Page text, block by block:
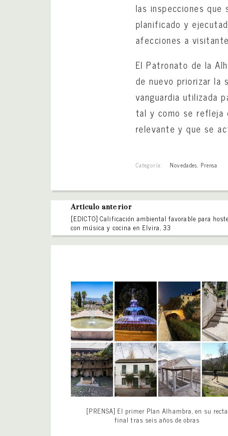
las inspecciones
planificado y
afecciones a
El Patronato de la
de nuevo priorizar la
vanguardia utilizada
tal y como se refleja
relevante y que se
Categoría: Novedades, Prensa
Artículo anterior
[EDICTO] Calificación ambiental favorable para
con música y cocina en Elvira, 33
[PRENSA] El primer Plan Alhambra, en su recta
final tras seis años de obras